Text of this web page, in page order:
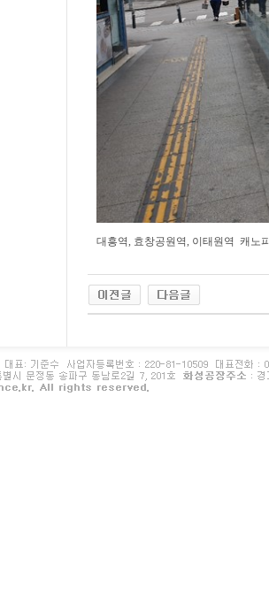
대흥역, 효창공원역, 이태원역 캐노